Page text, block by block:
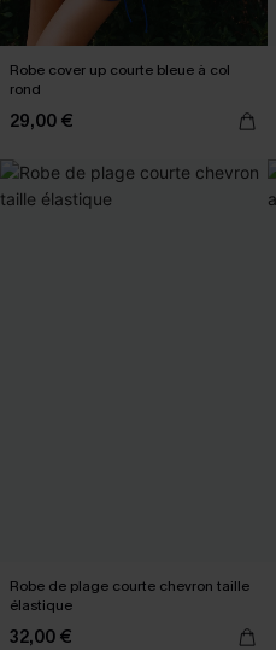
Robe cover up courte bleue à col
rond
29,00 €
Robe de plage courte chevron taille
élastique
32,00 €